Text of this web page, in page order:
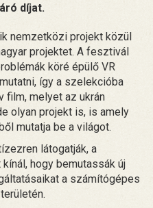
díjat.
nemzetközi projekt közül
projektet. A fesztivál
köré épülő VR
így a szelekcióba
film, melyet az ukrán
olyan projekt is, is amely
mutatja be a világot.
látogatják, a
hogy bemutassák új
a számítógépes